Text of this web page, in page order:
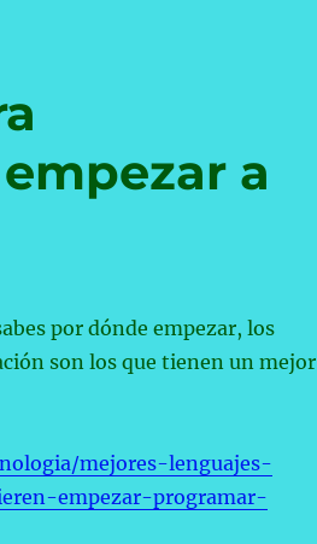
a
por dónde empezar, los
son los que tienen un mejor
mejores-lenguajes-
empezar-programar-